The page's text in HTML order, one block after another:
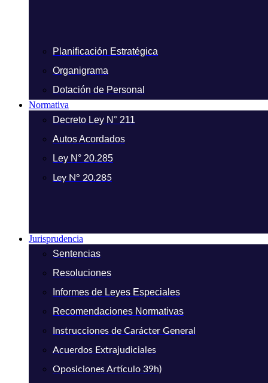
Planificación Estratégica
Organigrama
Dotación de Personal
Normativa
Decreto Ley N° 211
Autos Acordados
Ley N° 20.285
Ley N° 20.285
Jurisprudencia
Sentencias
Resoluciones
Informes de Leyes Especiales
Recomendaciones Normativas
Instrucciones de Carácter General
Acuerdos Extrajudiciales
Oposiciones Artículo 39h)